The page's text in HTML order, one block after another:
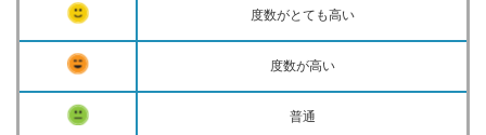
度数がとても高い
度数が高い
普通